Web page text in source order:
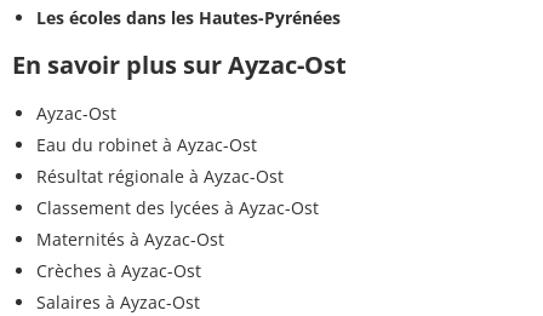
Les écoles dans les Hautes-Pyrénées
En savoir plus sur Ayzac-Ost
Ayzac-Ost
Eau du robinet à Ayzac-Ost
Résultat régionale à Ayzac-Ost
Classement des lycées à Ayzac-Ost
Maternités à Ayzac-Ost
Crèches à Ayzac-Ost
Salaires à Ayzac-Ost